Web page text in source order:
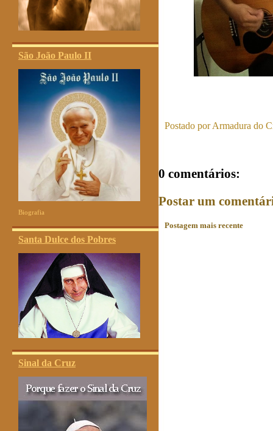
São João Paulo II
Biografia
Santa Dulce dos Pobres
Sinal da Cruz
Postado porArmadura do
0 comentários:
Postar um
Postagem mais recente